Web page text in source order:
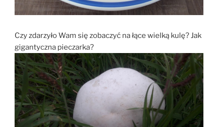
Czy zdarzyło Wam się zobaczyć na łące wielką kulę? Jak
gigantyczna pieczarka?